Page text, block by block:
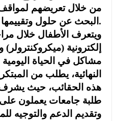
من خلال تعريضهم
البحث عن حلول وتقييمها واختيار الأنسب منها.
ويتعرف الأطفال خلال
إلكترونية
مشاكل في الحياة
النهائية، يطلب من
هذه الحقائب، حيث يشرف
طلبة جامعات يعملون على
وتقديم الدعم والتوجيه